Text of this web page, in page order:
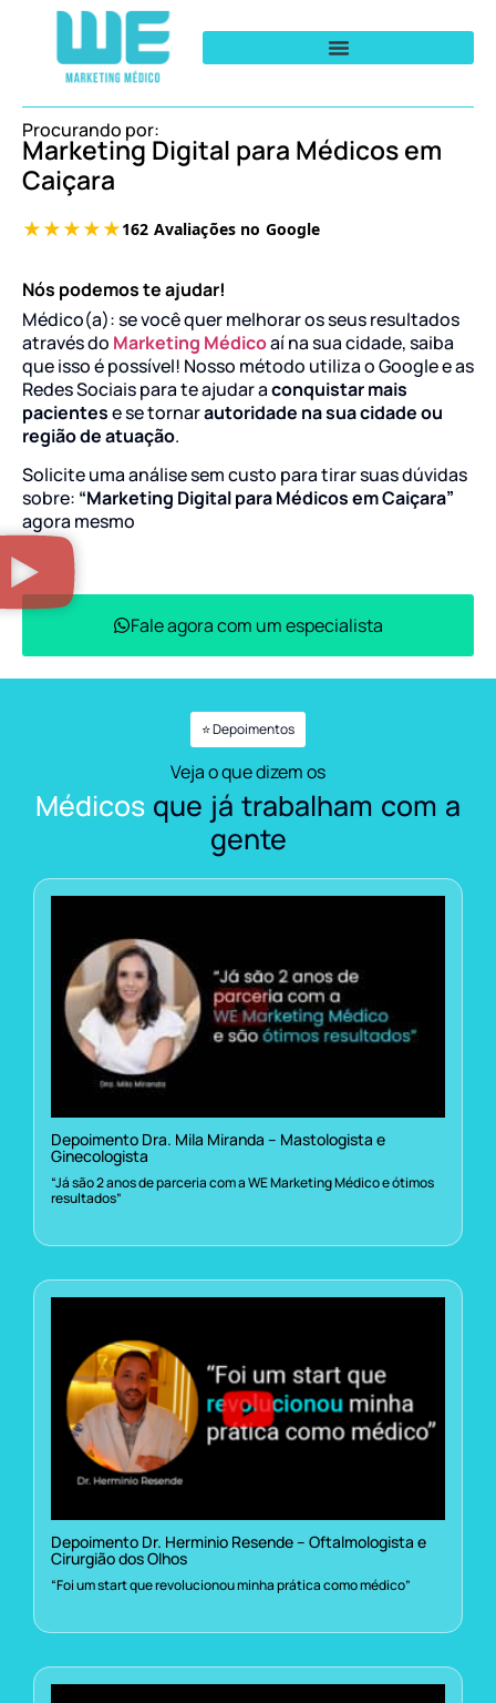
Procurando por:
Marketing Digital para Médicos em
Caiçara
Nós podemos te ajudar!
Médico(a): se você quer melhorar os seus resultados
através do Marketing Médicoaí na sua cidade, saiba
que isso é possível! Nosso método utiliza o Google e as
Redes Sociais para te ajudar aconquistar mais
pacientese se tornarautoridade na sua cidade ou
região de atuação.
Solicite uma análise sem custo para tirar suas dúvidas
sobre: “Marketing Digital para Médicos em Caiçara”
agora mesmo
Fale agora com um especialista
⭐ Depoimentos
Veja o que dizem os
Médicos que já trabalham com a
gente
Depoimento Dra. Mila Miranda – Mastologista e
Ginecologista
“Já são 2 anos de parceria com a WE Marketing Médico e ótimos
resultados”
Depoimento Dr. Herminio Resende – Oftalmologista e
Cirurgião dos Olhos
“Foi um start que revolucionou minha prática como médico”